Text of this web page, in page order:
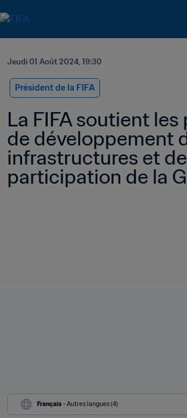
Jeudi 01 Août 2024, 19:30
Président de la FIFA
La FIFA soutient les
de développement
infrastructures et de
participation de la
Français - Autres langues (4)